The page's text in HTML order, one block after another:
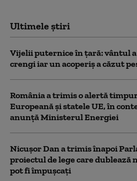
Ultimele știri
Vijelii puternice în țară: vântul a
crengi iar un acoperiș a căzut
România a trimis o alertă
Europeană și statele UE, în
anunță Ministerul Energiei
Nicușor Dan a trimis înapoi
proiectul de lege care dublează
pot fi împușcați